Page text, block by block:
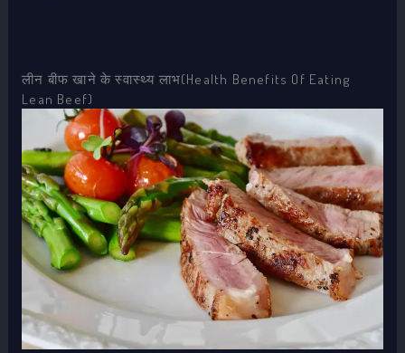
लीन बीफ खाने के स्वास्थ्य लाभ(Health Benefits Of Eating
Lean Beef)